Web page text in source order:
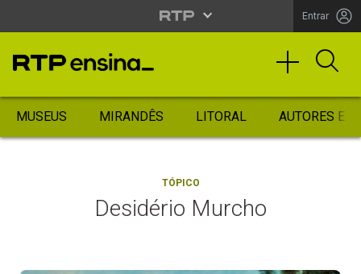
Entrar
MUSEUS MIRANDÊS LITORAL AUTORES
TÓPICO
Desidério Murcho